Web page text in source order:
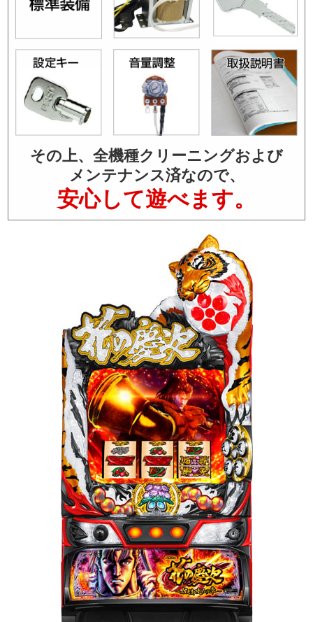
その上、全機種クリーニングおよび
メンテナンス済なので、
安心して遊べます。